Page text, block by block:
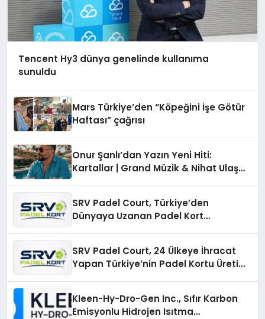
Tencent Hy3 dünya genelinde kullanıma
sunuldu
Mars Türkiye’den “Köpeğini İşe Götür
Haftası” çağrısı
Onur Şanlı’dan Yazın Yeni Hiti:
Kartallar | Grand Müzik & Nihat Ulaş
SRV Padel Court, Türkiye’den
Dünyaya Uzanan Padel Kort
SRV Padel Court, 24 Ülkeye İhracat
Yapan Türkiye’nin Padel Kortu Üretim
Kleen-Hy-Dro-Gen Inc., Sıfır Karbon
Emisyonlu Hidrojen Isıtma